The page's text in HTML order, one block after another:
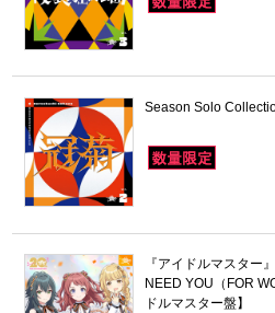
Season Solo
『アイドルマスター
NEED YOU（FOR
ドルマスター盤】